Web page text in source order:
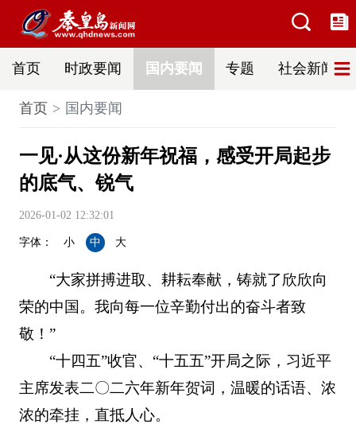
首页 时政要闻 国内要闻 专题 社会新闻
首页 国内要闻
一见·从这份新年祝福，感受开局起步
的底气、锐气
2026-01-02 12:32:01
字体： 小 中 大
“大家拼搏进取、耕耘奉献，铸就了欣欣向
荣的中国。我向每一位辛勤付出的奋斗者致
敬！”
“十四五”收官、“十五五”开局之际，习近平
主席发表二〇二六年新年贺词，温暖的话语、浓
浓的牵挂，直抵人心。